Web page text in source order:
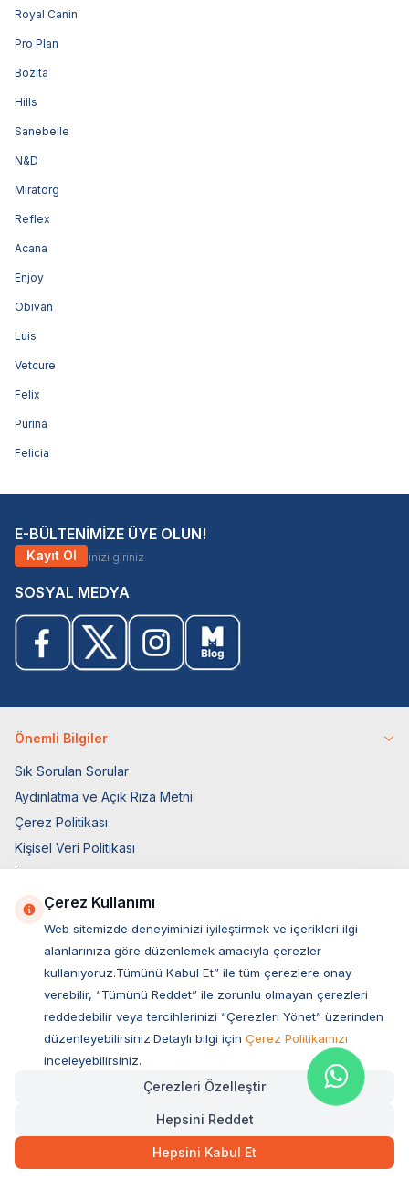
Royal Canin
Pro Plan
Bozita
Hills
Sanebelle
N&D
Miratorg
Reflex
Acana
Enjoy
Obivan
Luis
Vetcure
Felix
Purina
Felicia
E-BÜLTENİMİZE ÜYE OLUN!
Kayıt Ol
SOSYAL MEDYA
Önemli Bilgiler
Sık Sorulan Sorular
Aydınlatma ve Açık Rıza Metni
Çerez Politikası
Kişisel Veri Politikası
Üyelik ve Kullanım Şartları
Satış Sözleşmesi
Teslimat Koşulları
Ticari Elektronik İzin
Elektronik İleti Aydınlatma Metni
Hızlı Erişim
Üye Giriş
Yeni Üyelik
Bize Ulaşın
Hesap Bilgileri
Çerez Kullanımı
Web sitemizde deneyiminizi iyileştirmek ve içerikleri ilgi
alanlarınıza göre düzenlemek amacıyla çerezler
kullanıyoruz.Tümünü Kabul Et” ile tüm çerezlere onay
verebilir, “Tümünü Reddet” ile zorunlu olmayan çerezleri
reddedebilir veya tercihlerinizi “Çerezleri Yönet” üzerinden
düzenleyebilirsiniz.Detaylı bilgi için Çerez Politikamızı
inceleyebilirsiniz.
Çerezleri Özelleştir
Hepsini Reddet
Hepsini Kabul Et